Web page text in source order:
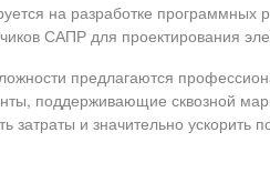
на разработке
САПР для проектирования
предлагаются
поддерживающие сквозной
и значительно ускорить